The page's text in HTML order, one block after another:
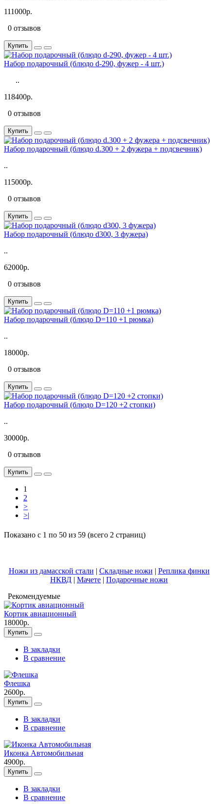
111000р.
0 отзывов
Купить
Набор подарочный (блюдо d-290, фужер - 4 шт.)
..
118400р.
0 отзывов
Купить
Набор подарочный (блюдо d.300 + 2 фужера + подсвечник)
..
115000р.
0 отзывов
Купить
Набор подарочный (блюдо d300, 3 фужера)
..
62000р.
0 отзывов
Купить
Набор подарочный (блюдо D=110 +1 рюмка)
..
18000р.
0 отзывов
Купить
Набор подарочный (блюдо D=120 +2 стопки)
..
30000р.
0 отзывов
Купить
1
2
>
>|
Показано с 1 по 50 из 59 (всего 2 страниц)
Ножи из дамасской стали | Складные ножи | Реплика финки
НКВД | Мачете | Подарочные ножи
Рекомендуемые
Кортик авиационный
18000р.
Купить
В закладки
В сравнение
Флешка
2600р.
Купить
В закладки
В сравнение
Иконка Автомобильная
4900р.
Купить
В закладки
В сравнение